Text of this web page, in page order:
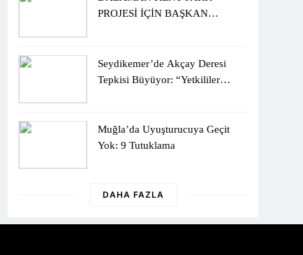
PROJESİ İÇİN BAŞKAN
Seydikemer’de Akçay Deresi
Tepkisi Büyüyor: “Yetkililer
Muğla’da Uyuşturucuya Geçit
Yok: 9 Tutuklama
DAHA FAZLA